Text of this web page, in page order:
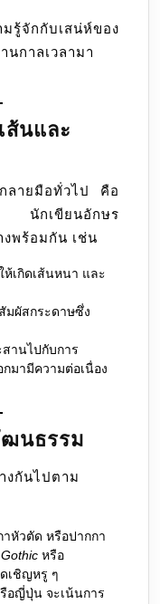
รู้จักกับเสน่ห์ของ
นกาลเวลามา
ส้นและ
ลายมือทั่วไป คือ
นักเขียนอักษร
พร้อมกัน เช่น
ห้เกิดเส้นหนา และ
มผัสกระดาษซึ่ง
านไปกับการ
มามีความต่อเนื่อง
นธรรม
งกันไปตาม
หัวตัด หรือปากกา
Gothic หรือ
เชิญหรู ๆ
อญี่ปุ่น จะเน้นการ